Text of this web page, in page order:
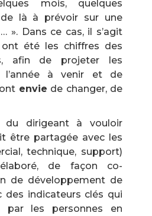
mois, quelques
de là à prévoir sur une
». Dans ce cas, il s’agit
ont été les chiffres des
afin de projeter les
l’année à venir et de
envie de changer, de
du dirigeant à vouloir
être partagée avec les
technique, support)
de façon co-
de développement de
des indicateurs clés qui
par les personnes en